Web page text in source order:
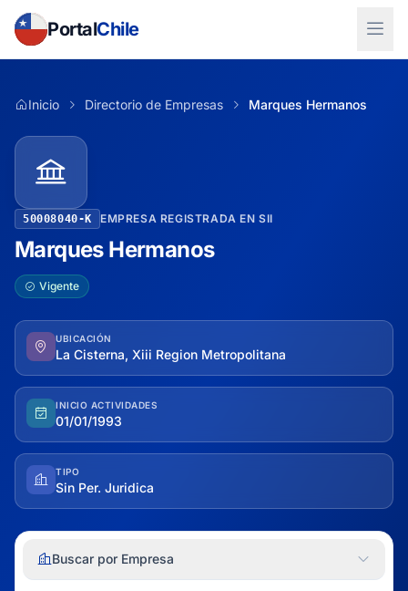
PortalChile
Inicio Directorio de Empresas Marques Hermanos
50008040-K EMPRESA REGISTRADA EN SII
Marques Hermanos
Vigente
UBICACIÓN
La Cisterna, Xiii Region Metropolitana
INICIO ACTIVIDADES
01/01/1993
TIPO
Sin Per. Juridica
Buscar por Empresa